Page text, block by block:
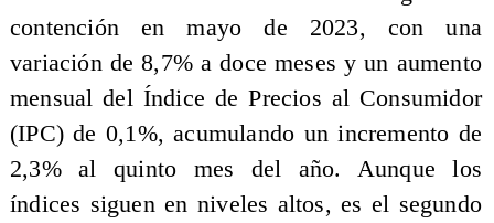
contención en mayo de 2023, con una
variación de 8,7% a doce meses y un aumento
mensual del Índice de Precios al Consumidor
(IPC) de 0,1%, acumulando un incremento de
2,3% al quinto mes del año. Aunque los
índices siguen en niveles altos, es el segundo